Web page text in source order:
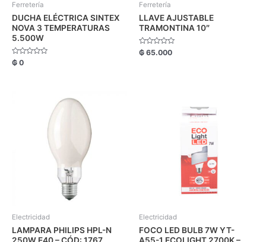
Ferretería
DUCHA ELÉCTRICA SINTEX
NOVA 3 TEMPERATURAS
5.500W
Valorado
con
₲ 0
Ferretería
LLAVE AJUSTABLE
TRAMONTINA 10″
Valorado
con
₲ 65.000
Electricidad
LAMPARA PHILIPS HPL-N
250W E40 – CÓD: 1767
Electricidad
FOCO LED BULB 7W YT-
A55-1 ECOLIGHT 2700K –